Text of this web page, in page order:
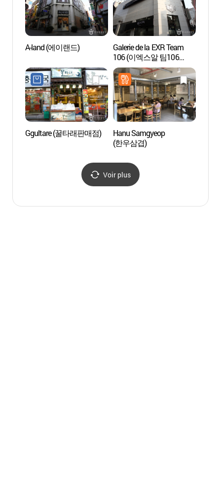
A-land (에이랜드)
Galerie de la EXR Team
106 (이엑스알 팀106
갤러리)
Ggultare (꿀타래판매점)
Hanu Samgyeop
(한우삼겹)
Voir plus